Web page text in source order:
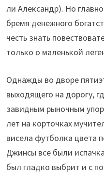
ли Александр). Но
бремя денежного
честь знать
только о маленькой
Однажды во дворе
выходящего на дорогу,
завидным рыночным
лет на корточках
висела футболка цвета
Джинсы все были
был гладко выбрит и с